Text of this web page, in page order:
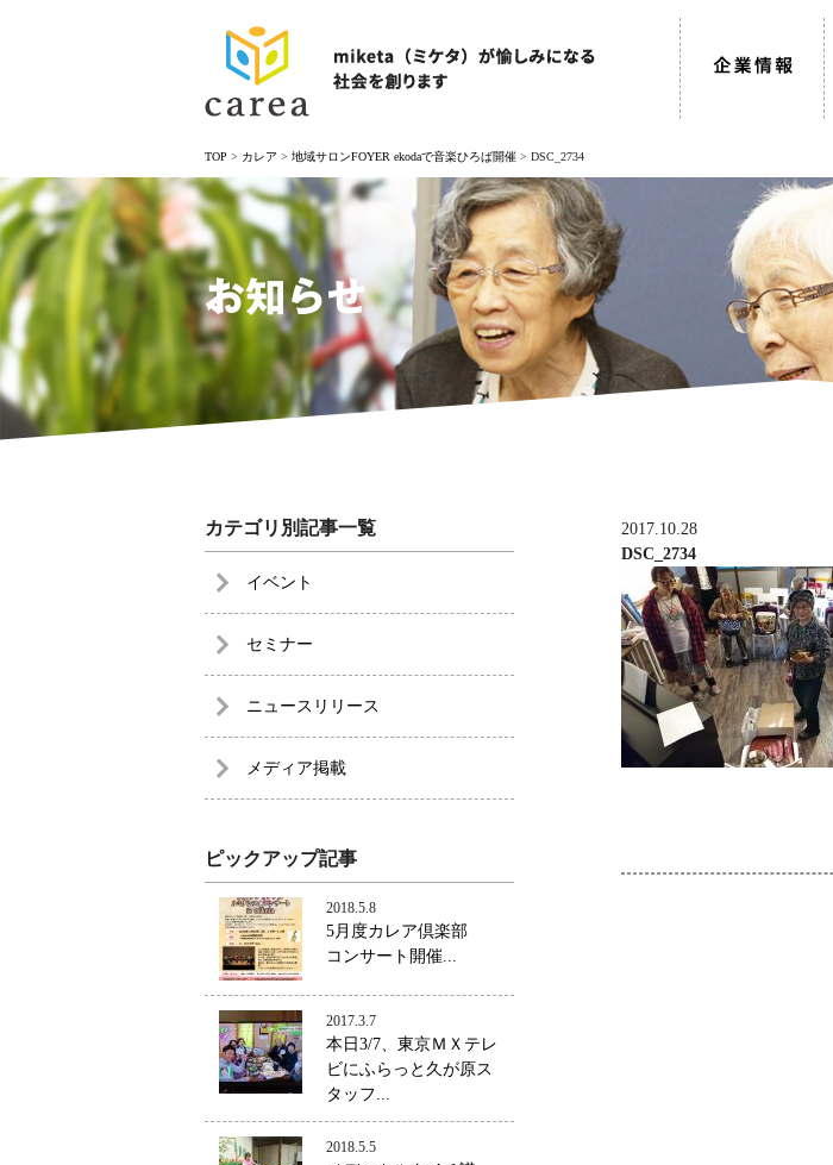
TOP > カレア > 地域サロンFOYER ekodaで音楽ひろば開催 > DSC_2734
お知らせ
2017.10.28
DSC_2734
カテゴリ別記事一覧
イベント
セミナー
ニュースリリース
メディア掲載
ピックアップ記事
2018.5.8
5月度カレア倶楽部
コンサート開催...
2017.3.7
本日3/7、東京ＭＸテレ
ビにふらっと久が原ス
タッフ...
2018.5.5